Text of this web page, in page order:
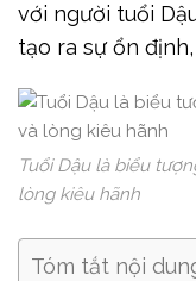
với người tuổi
tạo ra sự ổn
Tuổi Dậu là biểu
lòng kiêu hãnh
Tóm tắt nội